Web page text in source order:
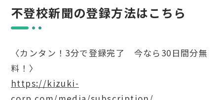
不登校新聞の登録方法はこちら
〈カンタン！3分で登録完了 今なら30日間分無
料！〉
https://kizuki-